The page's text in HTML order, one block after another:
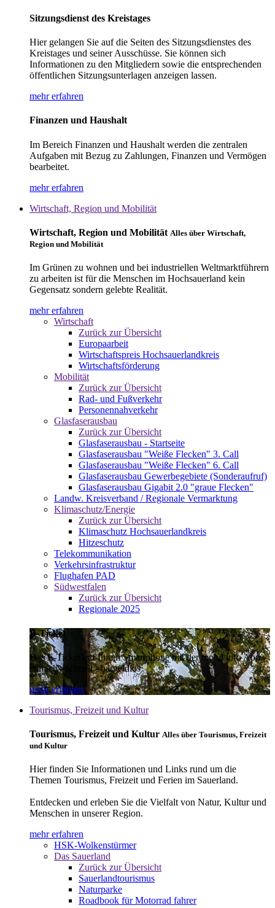
Sitzungsdienst des Kreistages
Hier gelangen Sie auf die Seiten des Sitzungsdienstes des
Kreistages und seiner Ausschüsse. Sie können sich
Informationen zu den Mitgliedern sowie die entsprechenden
öffentlichen Sitzungsunterlagen anzeigen lassen.
mehr erfahren
Finanzen und Haushalt
Im Bereich Finanzen und Haushalt werden die zentralen
Aufgaben mit Bezug zu Zahlungen, Finanzen und Vermögen
bearbeitet.
mehr erfahren
Wirtschaft, Region und Mobilität
Wirtschaft, Region und Mobilität Alles über Wirtschaft,
Region und Mobilität
Im Grünen zu wohnen und bei industriellen Weltmarktführern
zu arbeiten ist für die Menschen im Hochsauerland kein
Gegensatz sondern gelebte Realität.
mehr erfahren
Wirtschaft
Zurück zur Übersicht
Europaarbeit
Wirtschaftspreis Hochsauerlandkreis
Wirtschaftsförderung
Mobilität
Zurück zur Übersicht
Rad- und Fußverkehr
Personennahverkehr
Glasfaserausbau
Zurück zur Übersicht
Glasfaserausbau - Startseite
Glasfaserausbau "Weiße Flecken" 3. Call
Glasfaserausbau "Weiße Flecken" 6. Call
Glasfaserausbau Gewerbegebiete (Sonderaufruf)
Glasfaserausbau Gigabit 2.0 "graue Flecken"
Landw. Kreisverband / Regionale Vermarktung
Klimaschutz/Energie
Zurück zur Übersicht
Klimaschutz Hochsauerlandkreis
Hitzeschutz
Telekommunikation
Verkehrsinfrastruktur
Flughafen PAD
Südwestfalen
Zurück zur Übersicht
Regionale 2025
E-Ticket
Das E-Ticket auf Ihrem Smartphone mit der mobil info App -
einfach - schnell - bargeldlos
mehr erfahren
Tourismus, Freizeit und Kultur
Tourismus, Freizeit und Kultur Alles über Tourismus, Freizeit
und Kultur
Hier finden Sie Informationen und Links rund um die
Themen Tourismus, Freizeit und Ferien im Sauerland.
Entdecken und erleben Sie die Vielfalt von Natur, Kultur und
Menschen in unserer Region.
mehr erfahren
HSK-Wolkenstürmer
Das Sauerland
Zurück zur Übersicht
Sauerlandtourismus
Naturparke
Roadbook für Motorrad fahrer